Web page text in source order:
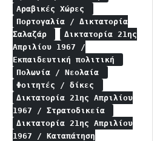
Αραβικές Χώρες
Πορτογαλία / Δικτατορία
Σαλαζάρ
Δικτατορία 21ης
Απριλίου 1967 /
Εκπαιδευτική πολιτική
Πολωνία / Νεολαία
Φοιτητές / δίκες
Δικτατορία 21ης Απριλίου
1967 / Στρατοδικεία
Δικτατορία 21ης Απριλίου
1967 / Καταπάτηση